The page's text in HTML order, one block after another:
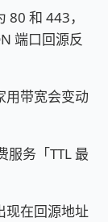
和 443，
端口回源反
用带宽会变动
服务「TTL 最
现在回源地址